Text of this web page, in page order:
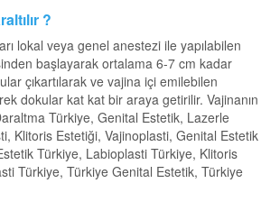
?
lokal veya genel anestezi ile yapılabilen
başlayarak ortalama 6-7 cm kadar
çıkartılarak ve vajina içi emilebilen
dokular kat kat bir araya getirilir. Vajinanın
Türkiye, Genital Estetik, Lazerle
Klitoris Estetiği, Vajinoplasti, Genital Estetik
Türkiye, Labioplasti Türkiye, Klitoris
Türkiye, Türkiye Genital Estetik, Türkiye